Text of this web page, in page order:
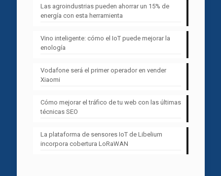
Las agroindustrias pueden ahorrar un 15% de
energía con esta herramienta
Vino inteligente: cómo el IoT puede mejorar la
enología
Vodafone será el primer operador en vender
Xiaomi
Cómo mejorar el tráfico de tu web con las últimas
técnicas SEO
La plataforma de sensores IoT de Libelium
incorpora cobertura LoRaWAN